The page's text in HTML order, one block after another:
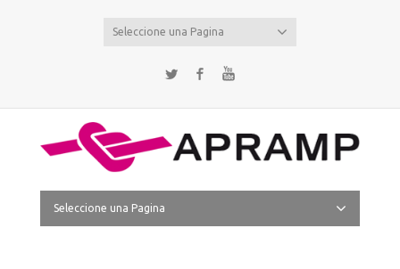
Seleccione una Pagina
Twitter Facebook
Seleccione una Pagina